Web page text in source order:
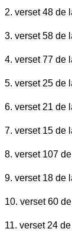
2. verset 48 de
3. verset 58 de
4. verset 77 de
5. verset 25 de
6. verset 21 de
7. verset 15 de
8. verset 107
9. verset 18 de
10. verset 60
11. verset 24